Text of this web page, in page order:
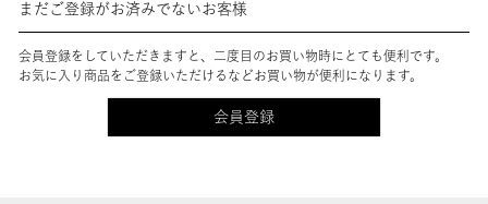
まだご登録がお済みでないお客様
会員登録をしていただきますと、二度目のお買い物時にとても便利です。
お気に入り商品をご登録いただけるなどお買い物が便利になります。
会員登録